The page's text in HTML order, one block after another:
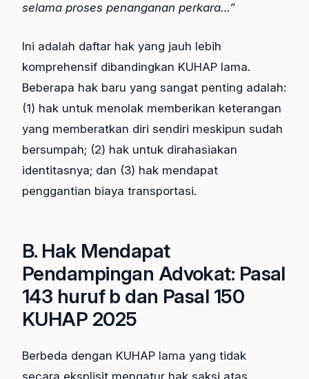
selama proses penanganan perkara…”
Ini adalah daftar hak yang jauh lebih
komprehensif dibandingkan KUHAP lama.
Beberapa hak baru yang sangat penting adalah:
(1) hak untuk menolak memberikan keterangan
yang memberatkan diri sendiri meskipun sudah
bersumpah; (2) hak untuk dirahasiakan
identitasnya; dan (3) hak mendapat
penggantian biaya transportasi.
B. Hak Mendapat
Pendampingan Advokat: Pasal
143 huruf b dan Pasal 150
KUHAP 2025
Berbeda dengan KUHAP lama yang tidak
secara eksplisit mengatur hak saksi atas